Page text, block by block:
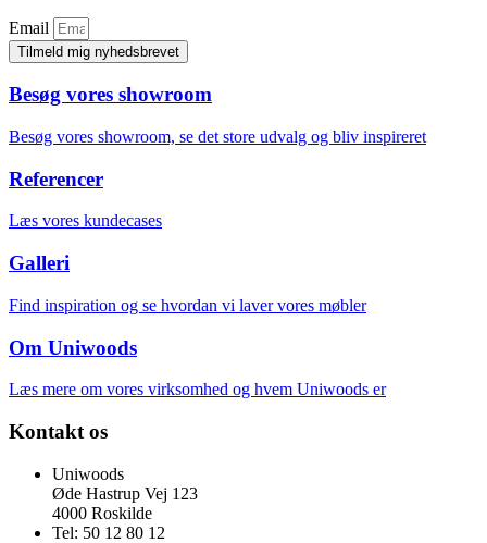
Email
Tilmeld mig nyhedsbrevet
Besøg vores showroom
Besøg vores showroom, se det store udvalg og bliv inspireret
Referencer
Læs vores kundecases
Galleri
Find inspiration og se hvordan vi laver vores møbler
Om Uniwoods
Læs mere om vores virksomhed og hvem Uniwoods er
Kontakt os
Uniwoods
Øde Hastrup Vej 123
4000 Roskilde
Tel: 50 12 80 12